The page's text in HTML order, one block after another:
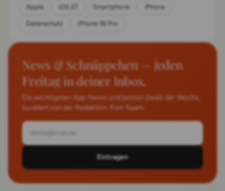
Apple iOS 27 Smartphone iPhone
Datenschutz iPhone 18 Pro
News & Schnäppchen — jeden
Freitag in deiner Inbox.
Die wichtigsten App-News und besten Deals der Woche,
kuratiert von der Redaktion. Kein Spam.
Eintragen